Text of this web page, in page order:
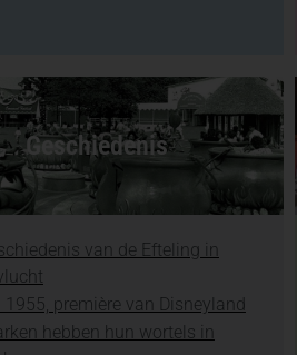
Geschiedenis
van de Efteling in
1955, première van Disneyland
hebben hun wortels in